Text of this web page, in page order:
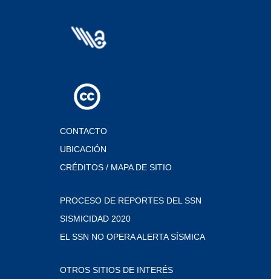
CONTACTO
UBICACIÓN
CRÉDITOS / MAPA DE SITIO
PROCESO DE REPORTES DEL SSN
SISMICIDAD 2020
EL SSN NO OPERA ALERTA SÍSMICA
OTROS SITIOS DE INTERÉS